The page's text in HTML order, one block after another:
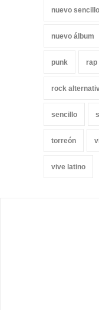
nuevo sencillo
nuevo álbum
punk rap
rock
sencillo
torreón
vive latino